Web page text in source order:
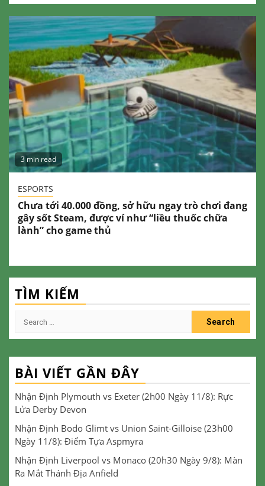
3 min read
ESPORTS
Chưa tới 40.000 đồng, sở hữu ngay trò chơi đang
gây sốt Steam, được ví như “liều thuốc chữa
lành” cho game thủ
TÌM KIẾM
Search
BÀI VIẾT GẦN ĐÂY
Nhận Định Plymouth vs Exeter (2h00 Ngày 11/8): Rực
Lửa Derby Devon
Nhận Định Bodo Glimt vs Union Saint-Gilloise (23h00
Ngày 11/8): Điểm Tựa Aspmyra
Nhận Định Liverpool vs Monaco (20h30 Ngày 9/8): Màn
Ra Mắt Thánh Địa Anfield